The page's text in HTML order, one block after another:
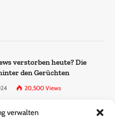
verwalten
verstorben heute? Die
den Gerüchten
20,500 Views
Traueranzeige: